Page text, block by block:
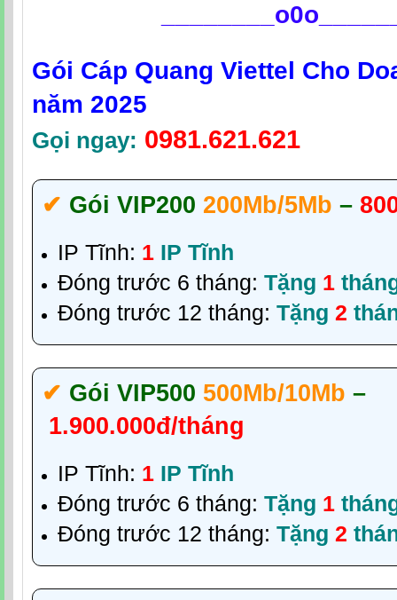
Gói Cáp Quang Viettel Cho
năm 2025
Gọi ngay: 0981.621.621
✔‎ Gói VIP200 200Mb/5Mb –
IP Tĩnh: 1 IP Tĩnh
Đóng trước 6 tháng: Tặng 1
Đóng trước 12 tháng: Tặng 2
✔‎ Gói VIP500 500Mb/10Mb –
1.900.000đ/tháng
IP Tĩnh: 1 IP Tĩnh
Đóng trước 6 tháng: Tặng 1
Đóng trước 12 tháng: Tặng 2